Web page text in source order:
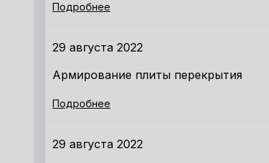
Подробнее
29 августа 2022
Армирование плиты перекрытия
Подробнее
29 августа 2022